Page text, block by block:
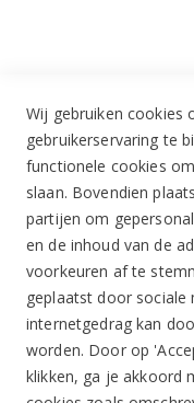
5688 DP
Telefoon:
+31 (0)499
+31 (0)6
E-mail:
Maandag:
Wij gebruiken cookies
gebruikerservaring te
functionele cookies
slaan. Bovendien
partijen om
en de inhoud van de
voorkeuren af te
geplaatst door sociale
internetgedrag kan
worden. Door op
klikken, ga je akkoord